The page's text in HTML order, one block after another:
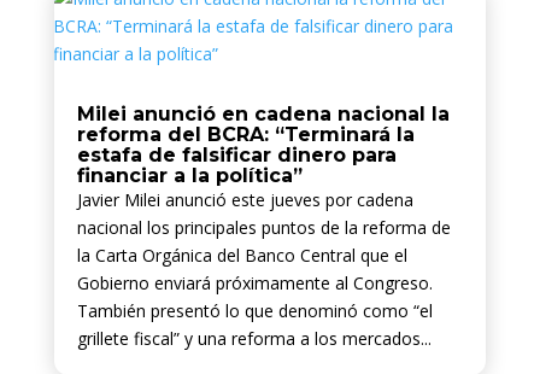
Milei anunció en cadena nacional la
reforma del BCRA: “Terminará la
estafa de falsificar dinero para
financiar a la política”
Javier Milei anunció este jueves por cadena
nacional los principales puntos de la reforma de
la Carta Orgánica del Banco Central que el
Gobierno enviará próximamente al Congreso.
También presentó lo que denominó como “el
grillete fiscal” y una reforma a los mercados...